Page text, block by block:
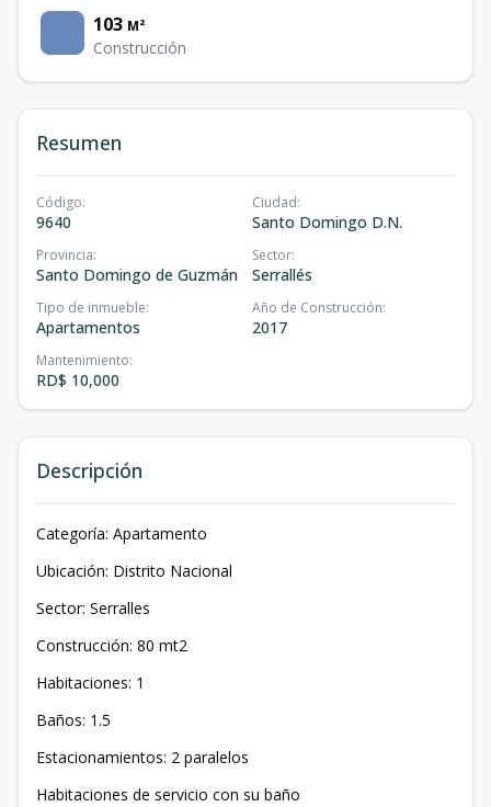
103 M²
Construcción
Resumen
Código:
9640
Ciudad:
Santo Domingo D.N.
Provincia:
Santo Domingo de Guzmán
Sector:
Serrallés
Tipo de inmueble:
Apartamentos
Año de Construcción:
2017
Mantenimiento:
RD$ 10,000
Descripción
Categoría: Apartamento
Ubicación: Distrito Nacional
Sector: Serralles
Construcción: 80 mt2
Habitaciones: 1
Baños: 1.5
Estacionamientos: 2 paralelos
Habitaciones de servicio con su baño